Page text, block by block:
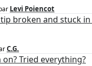
Levi Poiencot
broken and stuck
C.G.
Tried everything?